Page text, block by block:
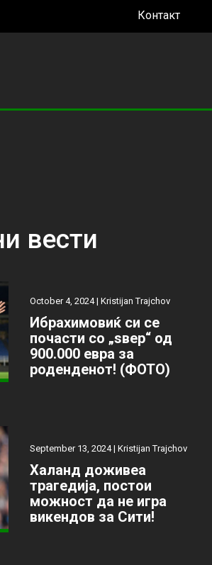
Контакт
вести
October 4, 2024 | Kristijan Trajchov
Ибрахимовиќ си се
почасти со „ѕвер“ од
900.000 евра за
роденденот! (ФОТО)
September 13, 2024 | Kristijan Trajchov
Халанд доживеа
трагедија, постои
можност да не игра
викендов за Сити!